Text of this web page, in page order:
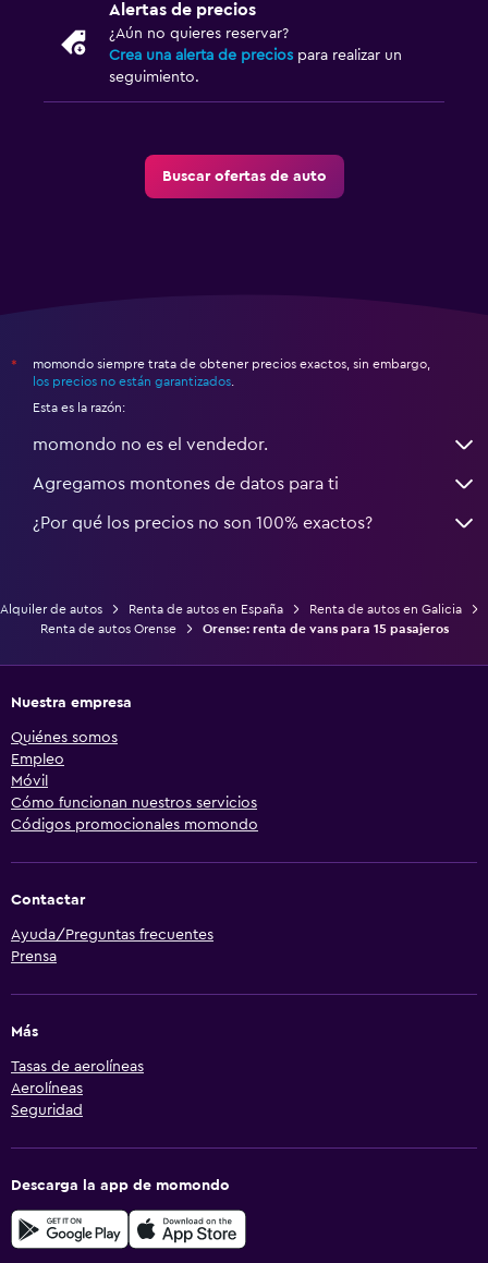
Alertas de precios
¿Aún no quieres reservar?
Crea una alerta de precios para realizar un
seguimiento.
Buscar ofertas de auto
*
momondo siempre trata de obtener precios exactos, sin embargo,
los precios no están garantizados.
Esta es la razón:
momondo no es el vendedor.
Agregamos montones de datos para ti
¿Por qué los precios no son 100% exactos?
Alquiler de autos Renta de autos en España
Renta de autos en Galicia
Renta de autos Orense
Orense: renta de vans para 15 pasajeros
Nuestra empresa
Quiénes somos
Empleo
Móvil
Cómo funcionan nuestros servicios
Códigos promocionales momondo
Contactar
Ayuda/Preguntas frecuentes
Prensa
Más
Tasas de aerolíneas
Aerolíneas
Seguridad
Descarga la app de momondo